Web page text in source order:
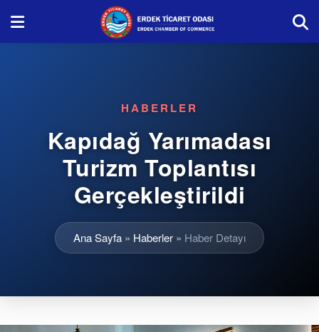
HABERLER
Kapıdağ Yarımadası
Turizm Toplantısı
Gerçekleştirildi
Ana Sayfa » Haberler » Haber Detayı